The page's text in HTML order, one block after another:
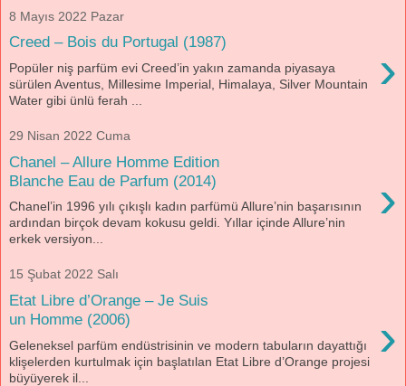
8 Mayıs 2022 Pazar
Creed – Bois du Portugal (1987) ›
Popüler niş parfüm evi Creed’in yakın zamanda piyasaya
sürülen Aventus, Millesime Imperial, Himalaya, Silver Mountain
Water gibi ünlü ferah ...
29 Nisan 2022 Cuma
Chanel – Allure Homme Edition
Blanche Eau de Parfum (2014)
›
Chanel’in 1996 yılı çıkışlı kadın parfümü Allure’nin başarısının
ardından birçok devam kokusu geldi. Yıllar içinde Allure’nin
erkek versiyon...
15 Şubat 2022 Salı
Etat Libre d’Orange – Je Suis
un Homme (2006)
›
Geleneksel parfüm endüstrisinin ve modern tabuların dayattığı
klişelerden kurtulmak için başlatılan Etat Libre d’Orange projesi
büyüyerek il...